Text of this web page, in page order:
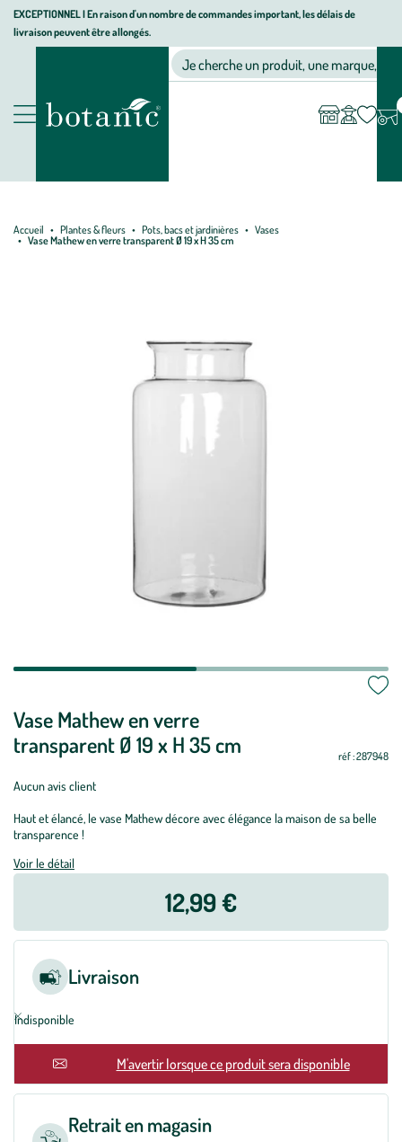
Aller
Aller
au
Aller
au
page
EXCEPTIONNEL I En raison d'un nombre de commandes important, les délais de
livraison peuvent être allongés.
Nos produits
Jardinerie écologique, animalerie, décoration, alimentation bio
Je cherche un produit, une marque, un
compte
Accueil Plantes & fleurs Pots, bacs et jardinières
Vases
Vase Mathew en verre transparent Ø 19 x H 35 cm
Vase Mathew en verre
transparent Ø 19 x H 35 cm
réf : 287948
Aucun avis client
Haut et élancé, le vase Mathew décore avec élégance la maison de sa belle
transparence !
Voir le détail
12,99 €
Livraison
Indisponible
En rupture M'avertir lorsque ce produit sera disponible
Retrait en magasin